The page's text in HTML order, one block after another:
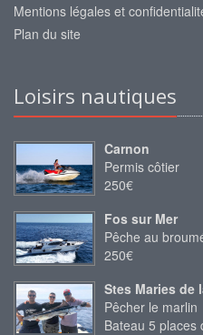
Mentions légales et
Plan du site
Loisirs nautiques
Carnon
Permis côtier
250€
Fos sur Mer
Pêche au
250€
Stes Maries de
Pêcher le marlin
Bateau 5 places